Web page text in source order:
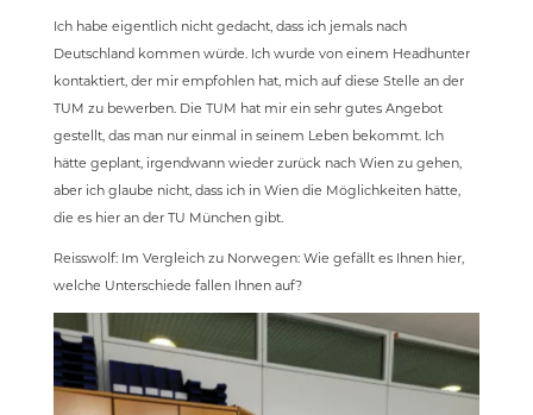
Ich habe eigentlich nicht gedacht, dass ich jemals nach
Deutschland kommen würde. Ich wurde von einem Headhunter
kontaktiert, der mir empfohlen hat, mich auf diese Stelle an der
TUM zu bewerben. Die TUM hat mir ein sehr gutes Angebot
gestellt, das man nur einmal in seinem Leben bekommt. Ich
hätte geplant, irgendwann wieder zurück nach Wien zu gehen,
aber ich glaube nicht, dass ich in Wien die Möglichkeiten hätte,
die es hier an der TU München gibt.
Reisswolf: Im Vergleich zu Norwegen: Wie gefällt es Ihnen hier,
welche Unterschiede fallen Ihnen auf?